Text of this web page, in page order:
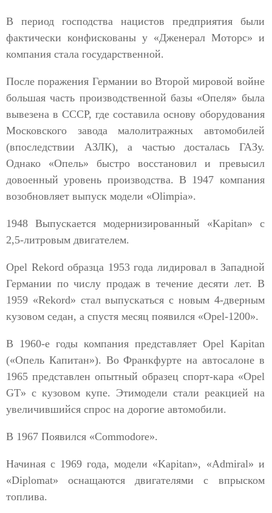
В период господства нацистов предприятия были
фактически конфискованы у «Дженерал Моторс» и
компания стала государственной.
После поражения Германии во Второй мировой войне
большая часть производственной базы «Опеля» была
вывезена в СССР, где составила основу оборудования
Московского завода малолитражных автомобилей
(впоследствии АЗЛК), а частью досталась ГАЗу.
Однако «Опель» быстро восстановил и превысил
довоенный уровень производства. В 1947 компания
возобновляет выпуск модели «Olimpia».
1948 Выпускается модернизированный «Kapitan» с
2,5-литровым двигателем.
Opel Rekord образца 1953 года лидировал в Западной
Германии по числу продаж в течение десяти лет. В
1959 «Rekord» стал выпускаться с новым 4-дверным
кузовом седан, а спустя месяц появился «Opel-1200».
В 1960-е годы компания представляет Opel Kapitan
(«Опель Капитан»). Во Франкфурте на автосалоне в
1965 представлен опытный образец спорт-кара «Opel
GT» с кузовом купе. Этимодели стали реакцией на
увеличившийся спрос на дорогие автомобили.
В 1967 Появился «Commodore».
Начиная с 1969 года, модели «Kapitan», «Admiral» и
«Diplomat» оснащаются двигателями с впрыском
топлива.